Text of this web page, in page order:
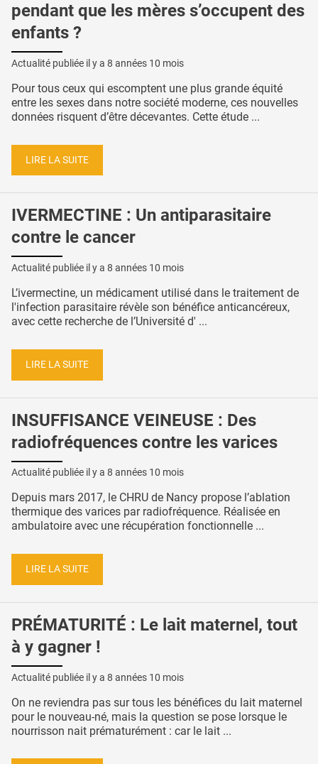
pendant que les mères s’occupent des
enfants ?
Actualité publiée il y a 8 années 10 mois
Pour tous ceux qui escomptent une plus grande équité
entre les sexes dans notre société moderne, ces nouvelles
données risquent d’être décevantes. Cette étude ...
LIRE LA SUITE
IVERMECTINE : Un antiparasitaire
contre le cancer
Actualité publiée il y a 8 années 10 mois
L’ivermectine, un médicament utilisé dans le traitement de
l'infection parasitaire révèle son bénéfice anticancéreux,
avec cette recherche de l’Université d' ...
LIRE LA SUITE
INSUFFISANCE VEINEUSE : Des
radiofréquences contre les varices
Actualité publiée il y a 8 années 10 mois
Depuis mars 2017, le CHRU de Nancy propose l’ablation
thermique des varices par radiofréquence. Réalisée en
ambulatoire avec une récupération fonctionnelle ...
LIRE LA SUITE
PRÉMATURITÉ : Le lait maternel, tout
à y gagner !
Actualité publiée il y a 8 années 10 mois
On ne reviendra pas sur tous les bénéfices du lait maternel
pour le nouveau-né, mais la question se pose lorsque le
nourrisson nait prématurément : car le lait ...